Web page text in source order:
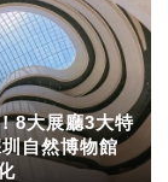
8大展廳3大特
自然博物館